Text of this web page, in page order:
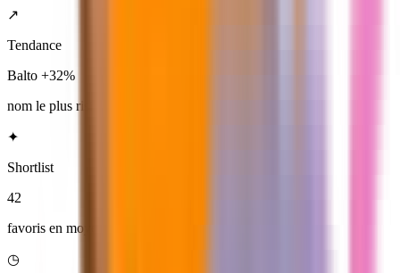
↗
Tendance
Balto +32%
nom le plus rising
✦
Shortlist
42
favoris en moyenne
◷